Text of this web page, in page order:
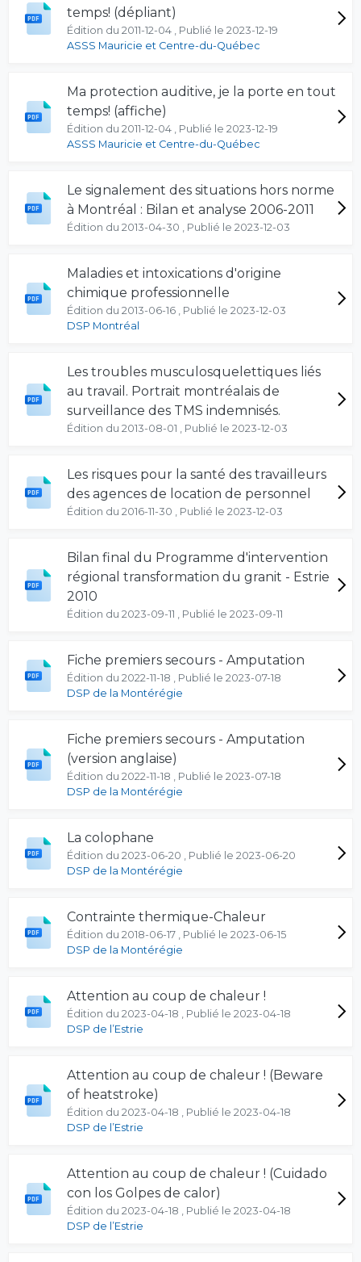
temps! (dépliant)
Édition du 2011-12-04 , Publié le 2023-12-19
ASSS Mauricie et Centre-du-Québec
Ma protection auditive, je la porte en tout
temps! (affiche)
Édition du 2011-12-04 , Publié le 2023-12-19
ASSS Mauricie et Centre-du-Québec
Le signalement des situations hors norme
à Montréal : Bilan et analyse 2006-2011
Édition du 2013-04-30 , Publié le 2023-12-03
Maladies et intoxications d'origine
chimique professionnelle
Édition du 2013-06-16 , Publié le 2023-12-03
DSP Montréal
Les troubles musculosquelettiques liés
au travail. Portrait montréalais de
surveillance des TMS indemnisés.
Édition du 2013-08-01 , Publié le 2023-12-03
Les risques pour la santé des travailleurs
des agences de location de personnel
Édition du 2016-11-30 , Publié le 2023-12-03
Bilan final du Programme d'intervention
régional transformation du granit - Estrie
2010
Édition du 2023-09-11 , Publié le 2023-09-11
Fiche premiers secours - Amputation
Édition du 2022-11-18 , Publié le 2023-07-18
DSP de la Montérégie
Fiche premiers secours - Amputation
(version anglaise)
Édition du 2022-11-18 , Publié le 2023-07-18
DSP de la Montérégie
La colophane
Édition du 2023-06-20 , Publié le 2023-06-20
DSP de la Montérégie
Contrainte thermique-Chaleur
Édition du 2018-06-17 , Publié le 2023-06-15
DSP de la Montérégie
Attention au coup de chaleur !
Édition du 2023-04-18 , Publié le 2023-04-18
DSP de l’Estrie
Attention au coup de chaleur ! (Beware
of heatstroke)
Édition du 2023-04-18 , Publié le 2023-04-18
DSP de l’Estrie
Attention au coup de chaleur ! (Cuidado
con los Golpes de calor)
Édition du 2023-04-18 , Publié le 2023-04-18
DSP de l’Estrie